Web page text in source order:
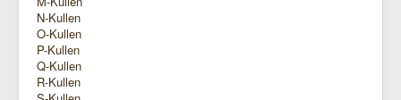
N-Kullen
O-Kullen
P-Kullen
Q-Kullen
R-Kullen